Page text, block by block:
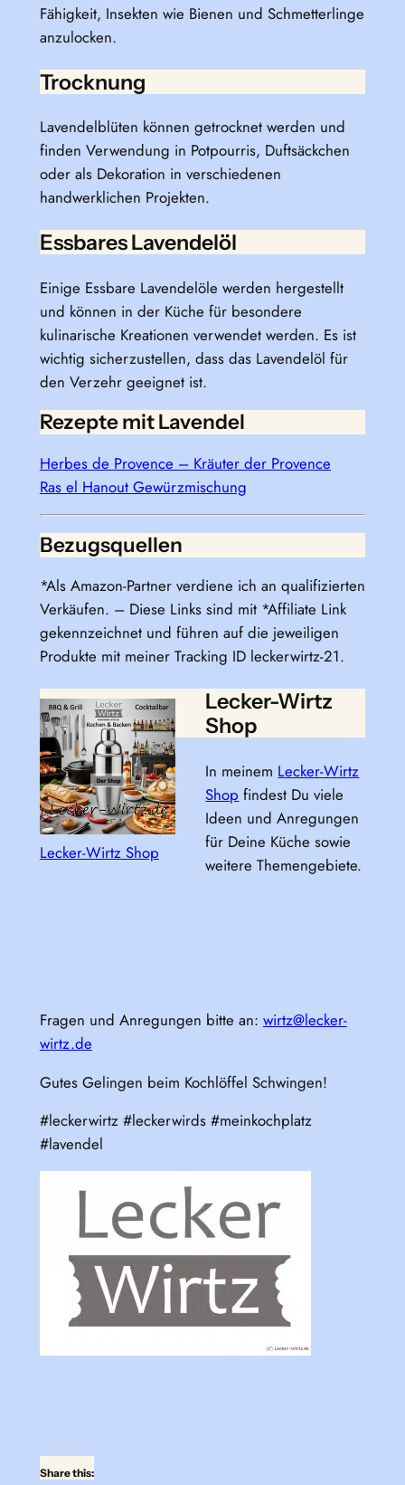
Fähigkeit, Insekten wie Bienen und Schmetterlinge
anzulocken.
Trocknung
Lavendelblüten können getrocknet werden und
finden Verwendung in Potpourris, Duftsäckchen
oder als Dekoration in verschiedenen
handwerklichen Projekten.
Essbares Lavendelöl
Einige Essbare Lavendelöle werden hergestellt
und können in der Küche für besondere
kulinarische Kreationen verwendet werden. Es ist
wichtig sicherzustellen, dass das Lavendelöl für
den Verzehr geeignet ist.
Rezepte mit Lavendel
Herbes de Provence – Kräuter der Provence
Ras el Hanout Gewürzmischung
Bezugsquellen
*Als Amazon-Partner verdiene ich an qualifizierten
Verkäufen. – Diese Links sind mit *Affiliate Link
gekennzeichnet und führen auf die jeweiligen
Produkte mit meiner Tracking ID leckerwirtz-21.
Lecker-Wirtz Shop
Lecker-Wirtz
Shop
In meinem Lecker-Wirtz
Shop findest Du viele
Ideen und Anregungen
für Deine Küche sowie
weitere Themengebiete.
Fragen und Anregungen bitte an: wirtz@lecker-
wirtz.de
Gutes Gelingen beim Kochlöffel Schwingen!
#leckerwirtz #leckerwirds #meinkochplatz
#lavendel
Share this: